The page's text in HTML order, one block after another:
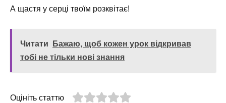
А щастя у серці твоїм розквітає!
Читати
Бажаю, щоб кожен урок відкривав
тобі не тільки нові знання
Оцініть статтю